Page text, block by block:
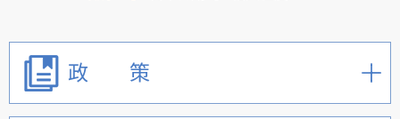
政 策